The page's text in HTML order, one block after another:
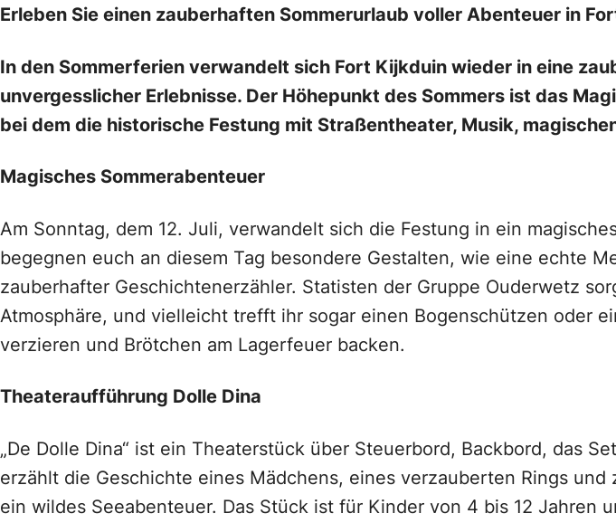
Erleben Sie einen zauberhaften Sommerurlaub voller Abenteuer in
In den Sommerferien verwandelt sich Fort Kijkduin wieder in eine
unvergesslicher Erlebnisse. Der Höhepunkt des Sommers ist das
bei dem die historische Festung mit Straßentheater, Musik,
Magisches Sommerabenteuer
Am Sonntag, dem 12. Juli, verwandelt sich die Festung in ein
begegnen euch an diesem Tag besondere Gestalten, wie eine echte
zauberhafter Geschichtenerzähler. Statisten der Gruppe Ouderwetz
Atmosphäre, und vielleicht trefft ihr sogar einen Bogenschützen oder
verzieren und Brötchen am Lagerfeuer backen.
Theateraufführung Dolle Dina
„De Dolle Dina“ ist ein Theaterstück über Steuerbord, Backbord, das
erzählt die Geschichte eines Mädchens, eines verzauberten Rings
ein wildes Seeabenteuer. Das Stück ist für Kinder von 4 bis 12